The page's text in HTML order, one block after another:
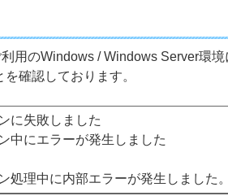
用のWindows / Windows Server環
確認しております。
に失敗しました
中にエラーが発生しました
処理中に内部エラーが発生しました